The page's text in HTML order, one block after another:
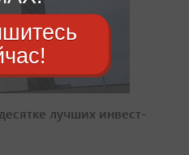
лучших инвест-